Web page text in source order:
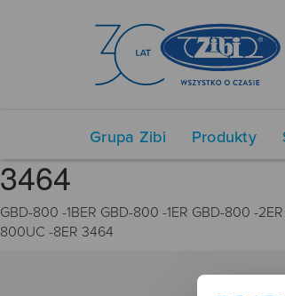
Grupa Zibi Produkty
3464
GBD-800 -1BER GBD-800 -1ER GBD-800 -
800UC -8ER 3464